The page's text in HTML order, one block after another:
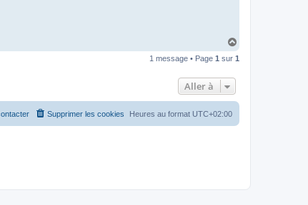
u
1 message • Page 1 sur 1
Aller à
Heures au format UTC+02:00
Supprimer les cookies